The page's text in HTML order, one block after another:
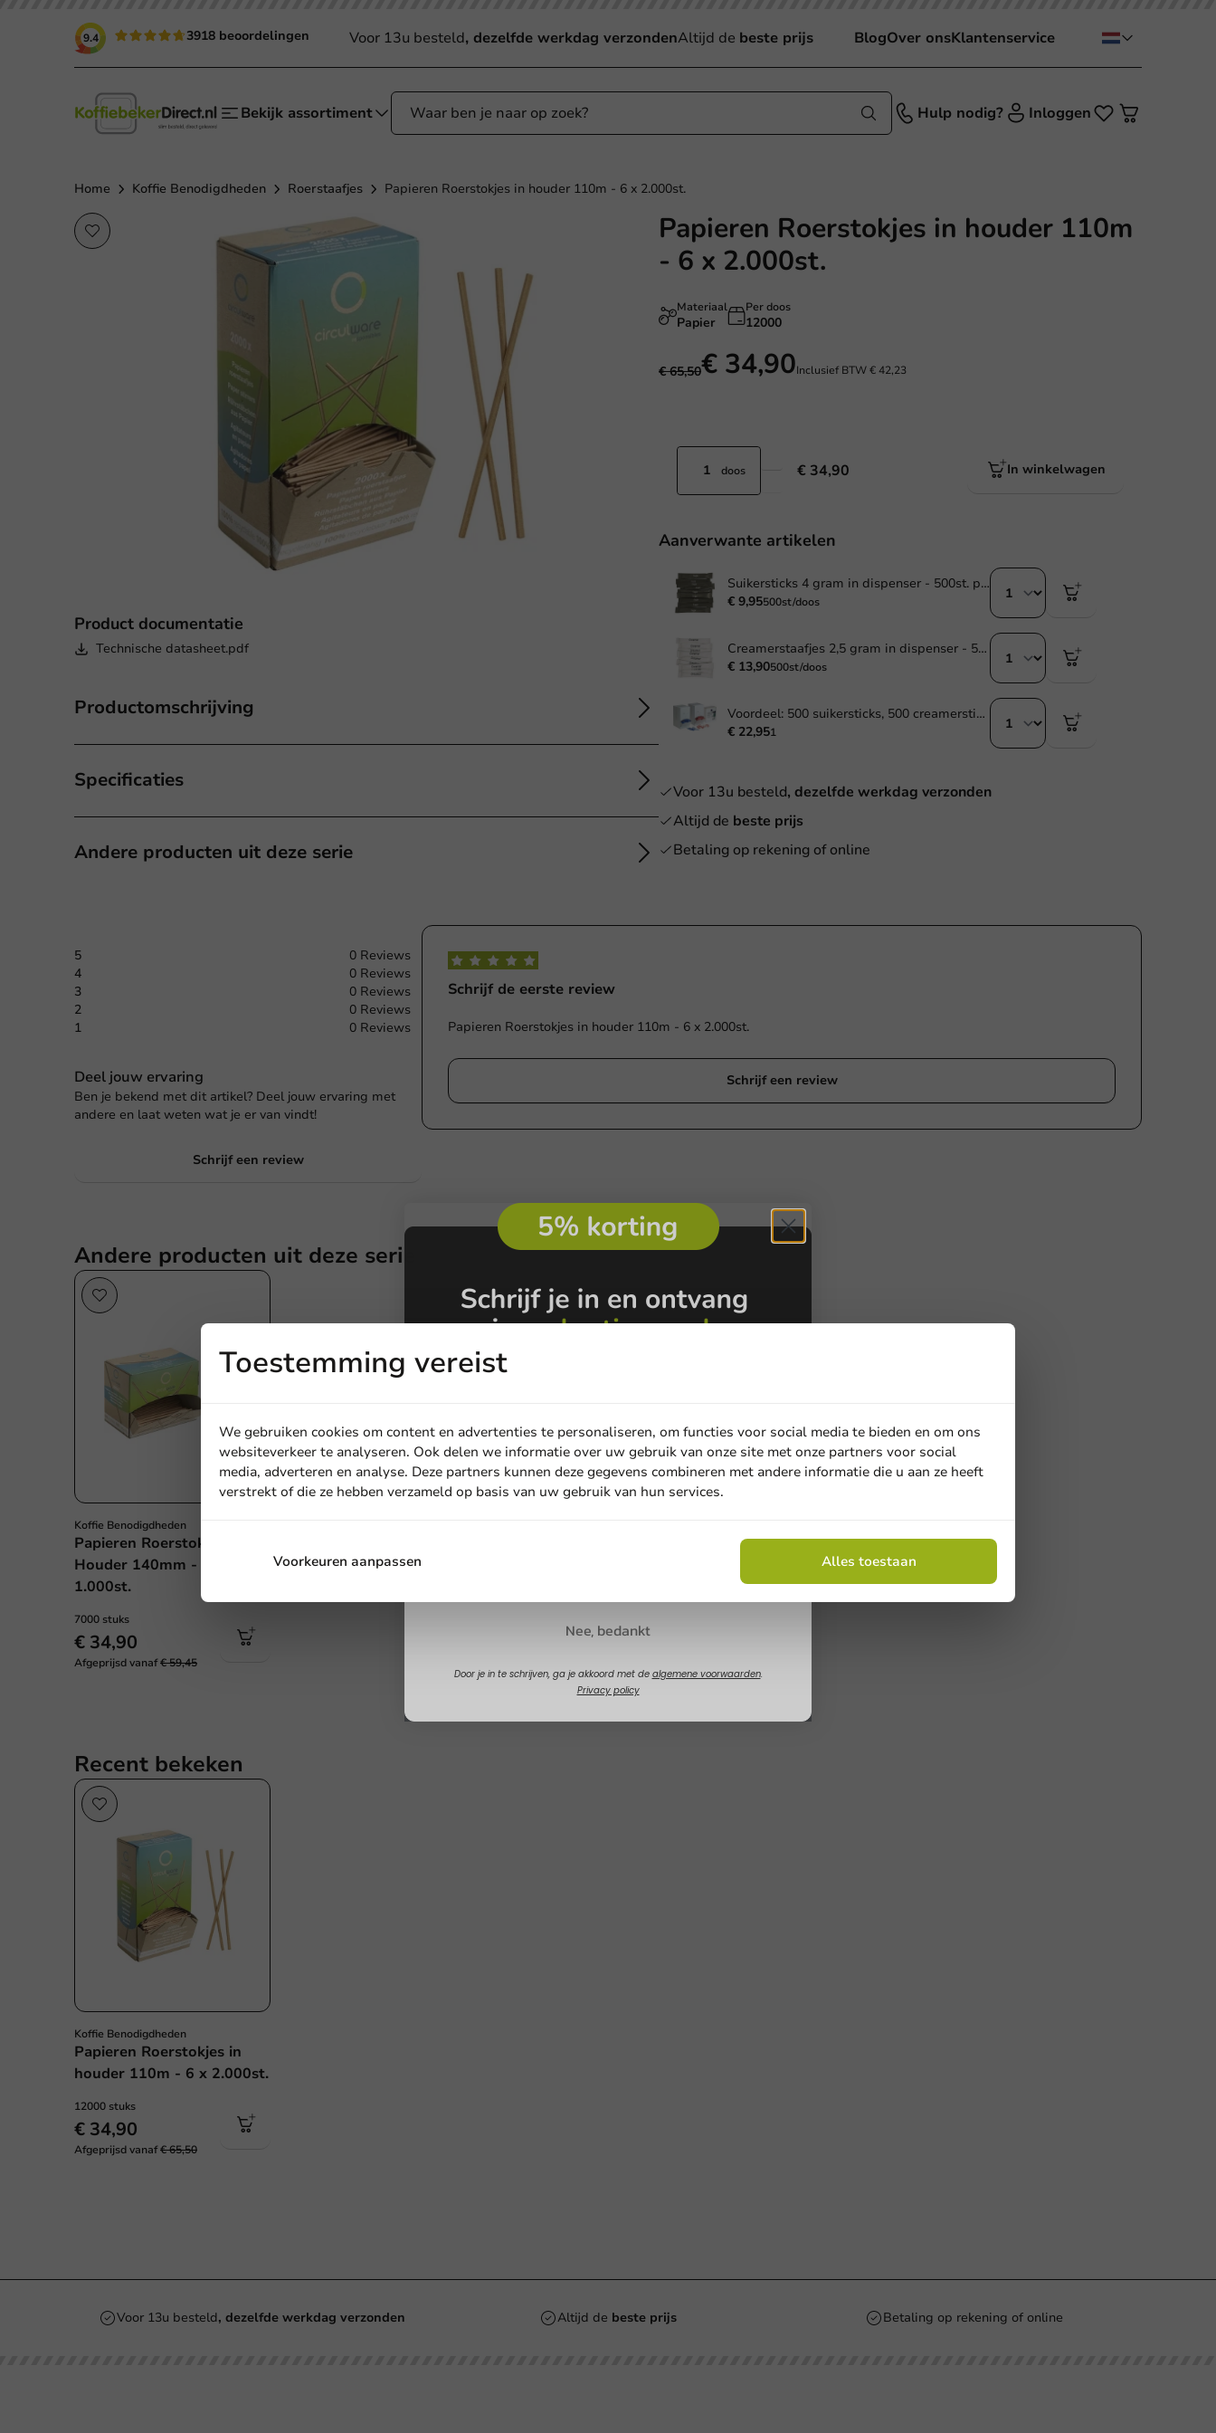
9.4 3918 beoordelingen Voor 13u besteld, dezelfde werkdag verzondenAltijd de beste prijs BlogOver onsKlantenservice
Bekijk assortiment Hulp nodig? Inloggen
Home Koffie Benodigdheden Roerstaafjes Papieren Roerstokjes in houder 110m - 6 x 2.000st.
Product documentatie
Technische datasheet.pdf
Productomschrijving
Specificaties
Andere producten uit deze serie
Papieren Roerstokjes in houder 110m
- 6 x 2.000st.
Materiaal
Papier
Per doos
12000
€ 65,50€ 34,90Inclusief BTW€ 42,23
doos € 34,90 In winkelwagen
Aanverwante artikelen
Suikersticks 4 gram in dispenser - 500st. per dispenser
€ 9,95500st/doos
Creamerstaafjes 2,5 gram in dispenser - 500 st/ds.
€ 13,90500st/doos
Voordeel: 500 suikersticks, 500 creamersticks, 1.000 roerstaafjes hout
€ 22,951
Voor 13u besteld, dezelfde werkdag verzonden
Altijd de beste prijs
Betaling op rekening of online
5
0 Reviews
4
0 Reviews
3
0 Reviews
2
0 Reviews
1
0 Reviews
Deel jouw ervaring
Ben je bekend met dit artikel? Deel jouw ervaring met
andere en laat weten wat je er van vindt!
Schrijf een review
Schrijf de eerste review
Papieren Roerstokjes in houder 110m - 6 x 2.000st.
Schrijf een review
Andere producten uit deze serie
Koffie Benodigdheden
Papieren Roerstokjes in
Houder 140mm - 7 x
1.000st.
7000 stuks
€ 34,90
Afgeprijsd vanaf€ 59,45
Recent bekeken
Koffie Benodigdheden
Papieren Roerstokjes in
houder 110m - 6 x 2.000st.
12000 stuks
€ 34,90
Afgeprijsd vanaf€ 65,50
Voor 13u besteld, dezelfde werkdag verzonden Altijd de beste prijs Betaling op rekening of online
Toestemming vereist
We gebruiken cookies om content en advertenties te personaliseren, om functies voor social media te bieden en om ons
websiteverkeer te analyseren. Ook delen we informatie over uw gebruik van onze site met onze partners voor social
media, adverteren en analyse. Deze partners kunnen deze gegevens combineren met andere informatie die u aan ze heeft
verstrekt of die ze hebben verzameld op basis van uw gebruik van hun services.
Voorkeuren aanpassen Alles toestaan
Email
Nee, bedankt
Door je in te schrijven, ga je akkoord met de algemene voorwaarden.
Privacy policy